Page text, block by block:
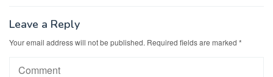
Leave a Reply
Your email address will not be published. Required fields are marked *